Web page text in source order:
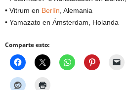
• Vitrum en Berlín , Alemania
• Yamazato en Ámsterdam, Holanda
Comparte esto: